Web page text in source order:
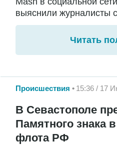
выяснили журналисты
Читать
Происшествия 15:36 / 17
В Севастополе
Памятного знака
флота РФ